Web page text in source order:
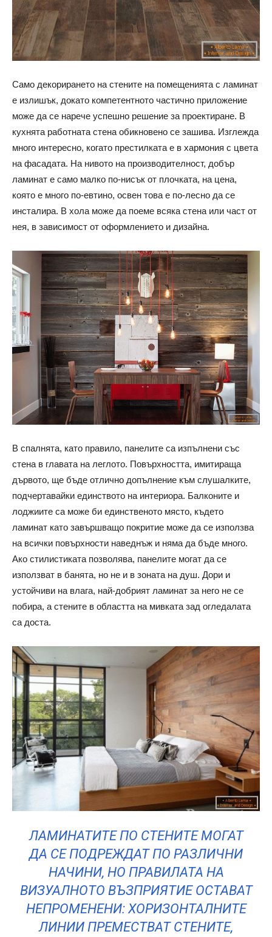
Само декорирането на стените на помещенията с ламинат
е излишък, докато компетентното частично приложение
може да се нарече успешно решение за проектиране. В
кухнята работната стена обикновено се зашива. Изглежда
много интересно, когато престилката е в хармония с цвета
на фасадата. На нивото на производителност, добър
ламинат е само малко по-нисък от плочката, на цена,
която е много по-евтино, освен това е по-лесно да се
инсталира. В хола може да поеме всяка стена или част от
нея, в зависимост от оформлението и дизайна.
В спалнята, като правило, панелите са изпълнени със
стена в главата на леглото. Повърхността, имитираща
дървото, ще бъде отлично допълнение към слушалките,
подчертавайки единството на интериора. Балконите и
лоджиите са може би единственото място, където
ламинат като завършващо покритие може да се използва
на всички повърхности наведнъж и няма да бъде много.
Ако стилистиката позволява, панелите могат да се
използват в банята, но не и в зоната на душ. Дори и
устойчиви на влага, най-добрият ламинат за него не се
побира, а стените в областта на мивката зад огледалата
са доста.
ЛАМИНАТИТЕ ПО СТЕНИТЕ МОГАТ
ДА СЕ ПОДРЕЖДАТ ПО РАЗЛИЧНИ
НАЧИНИ, НО ПРАВИЛАТА НА
ВИЗУАЛНОТО ВЪЗПРИЯТИЕ ОСТАВАТ
НЕПРОМЕНЕНИ: ХОРИЗОНТАЛНИТЕ
ЛИНИИ ПРЕМЕСТВАТ СТЕНИТЕ,